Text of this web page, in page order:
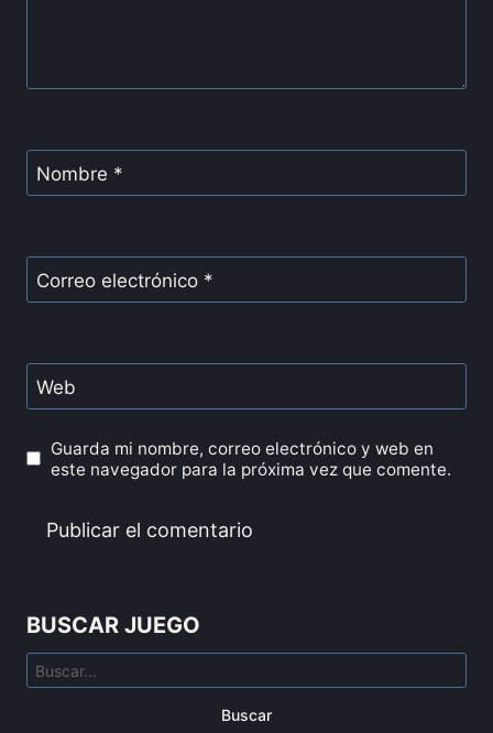
Nombre *
Correo electrónico *
Web
Guarda mi nombre, correo electrónico y web en
este navegador para la próxima vez que comente.
BUSCAR JUEGO
Buscar